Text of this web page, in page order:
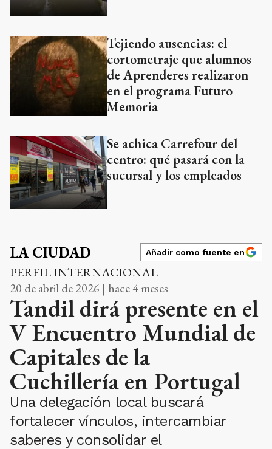
Tejiendo ausencias: el
cortometraje que alumnos
de Aprenderes realizaron
en el programa Futuro
Memoria
Se achica Carrefour del
centro: qué pasará con la
sucursal y los empleados
LA CIUDAD Añadir como fuente en
PERFIL INTERNACIONAL
20 de abril de 2026 | hace 4 meses
Tandil dirá presente en el
V Encuentro Mundial de
Capitales de la
Cuchillería en Portugal
Una delegación local buscará
fortalecer vínculos, intercambiar
saberes y consolidar el